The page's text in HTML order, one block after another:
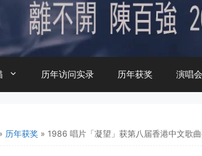
历年访问实录 历年获奖 演唱
历年获奖 » 1986 唱片「凝望」获第八届香港中文歌